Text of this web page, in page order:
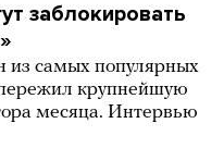
заблокировать
из самых популярных
крупнейшую
месяца. Интервью